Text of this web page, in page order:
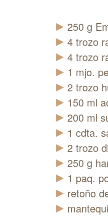
250 g
4 trozo
4 trozo
1 mjo.
2 trozo
150 ml
200 ml
1 cdta.
2 trozo
250 g
1 paq.
retoño